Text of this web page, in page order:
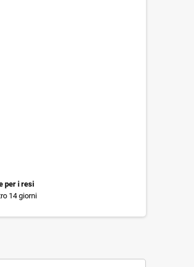
per i resi
14 giorni